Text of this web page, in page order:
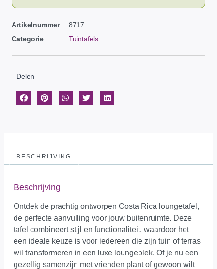
Artikelnummer
8717
Categorie
Tuintafels
Delen
BESCHRIJVING
Beschrijving
Ontdek de prachtig ontworpen Costa Rica loungetafel,
de perfecte aanvulling voor jouw buitenruimte. Deze
tafel combineert stijl en functionaliteit, waardoor het
een ideale keuze is voor iedereen die zijn tuin of terras
wil transformeren in een luxe loungeplek. Of je nu een
gezellig samenzijn met vrienden plant of gewoon wilt